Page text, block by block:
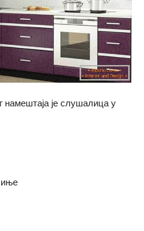
намештаја је слушалица у